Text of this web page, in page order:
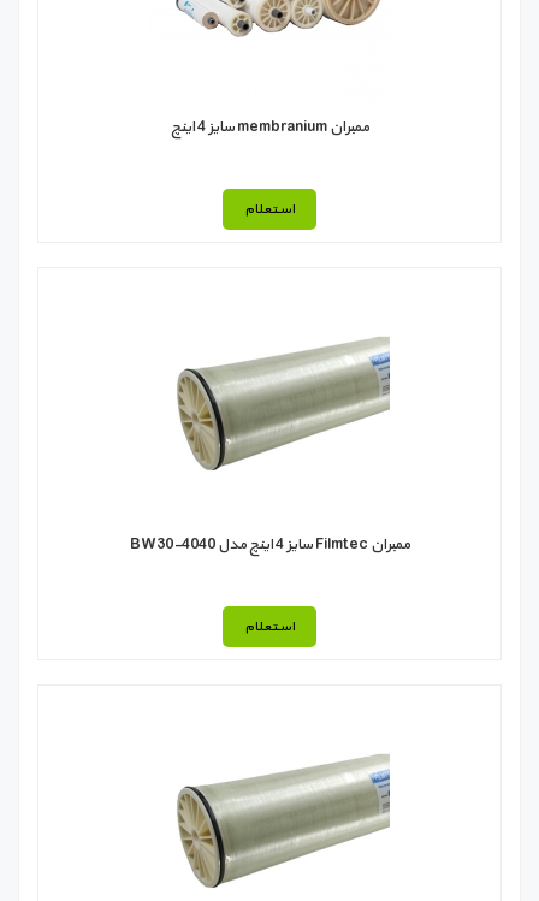
ممبران membranium سایز 4 اینچ
استعلام
ممبران Filmtec سایز 4 اینچ مدل BW30-4040
استعلام